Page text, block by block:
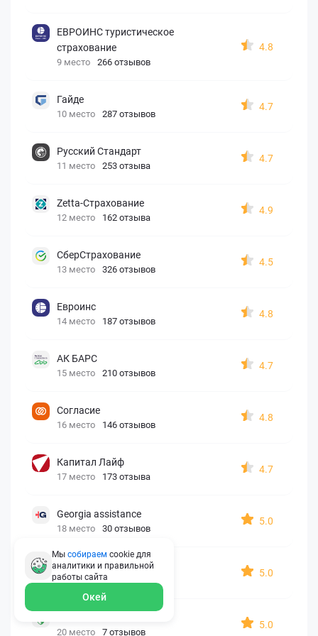
ЕВРОИНС туристическое
страхование
9 место 266 отзывов
4.8
Гайде
10 место 287 отзывов
4.7
Русский Стандарт
11 место 253 отзыва
4.7
Zetta-Страхование
12 место 162 отзыва
4.9
СберСтрахование
13 место 326 отзывов
4.5
Евроинс
14 место 187 отзывов
4.8
АК БАРС
15 место 210 отзывов
4.7
Согласие
16 место 146 отзывов
4.8
Капитал Лайф
17 место 173 отзыва
4.7
Georgia assistance
18 место 30 отзывов
5.0
Д2 Страхование
19 место 10 отзывов
5.0
20 место 7 отзывов
5.0
Мы собираем cookie для
аналитики и правильной
работы сайта
Окей